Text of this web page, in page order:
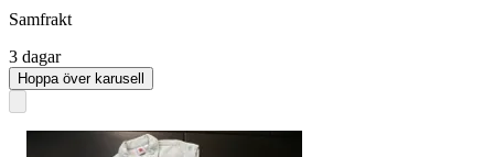
Samfrakt
3 dagar
Hoppa över karusell